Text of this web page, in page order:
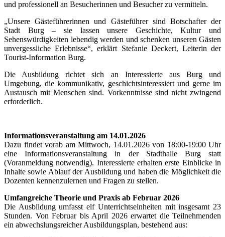
und professionell an Besucherinnen und Besucher zu vermitteln.
„Unsere Gästeführerinnen und Gästeführer sind Botschafter der
Stadt Burg – sie lassen unsere Geschichte, Kultur und
Sehenswürdigkeiten lebendig werden und schenken unseren Gästen
unvergessliche Erlebnisse“, erklärt Stefanie Deckert, Leiterin der
Tourist-Information Burg.
Die Ausbildung richtet sich an Interessierte aus Burg und
Umgebung, die kommunikativ, geschichtsinteressiert und gerne im
Austausch mit Menschen sind. Vorkenntnisse sind nicht zwingend
erforderlich.
Informationsveranstaltung am 14.01.2026
Dazu findet vorab am Mittwoch, 14.01.2026 von 18:00-19:00 Uhr
eine Informationsveranstaltung in der Stadthalle Burg statt
(Voranmeldung notwendig). Interessierte erhalten erste Einblicke in
Inhalte sowie Ablauf der Ausbildung und haben die Möglichkeit die
Dozenten kennenzulernen und Fragen zu stellen.
Umfangreiche Theorie und Praxis ab Februar 2026
Die Ausbildung umfasst elf Unterrichtseinheiten mit insgesamt 23
Stunden. Von Februar bis April 2026 erwartet die Teilnehmenden
ein abwechslungsreicher Ausbildungsplan, bestehend aus: